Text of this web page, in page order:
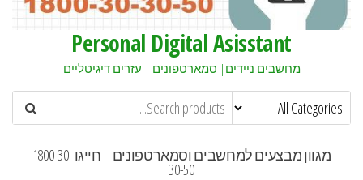
Personal Digital Asisstant
מחשבים ניידים| סמארטפונים | עזרים דיגיטליים
מגוון מבצעים למחשבים וסמארטפונים – חייגו 1800-30-
30-50